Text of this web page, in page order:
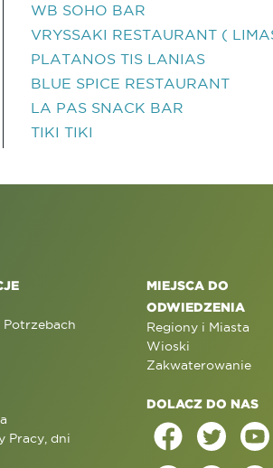
WB SOHO BAR
VRYSSAKI RESTAURANT (
PLATANOS TIS LANIAS
BLUE SPICE RESTAURANT
LA PAS SNACK BAR
TIKI TIKI
Potrzebach
Pracy, dni
MIEJSCA DO
ODWIEDZENIA
Regiony i Miasta
Wioski
Zakwaterowanie
DOLACZ DO NAS